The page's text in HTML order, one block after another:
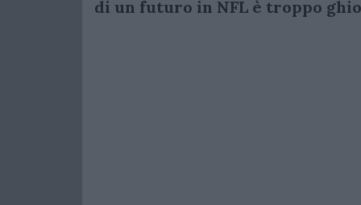
di un futuro in NFL è troppo